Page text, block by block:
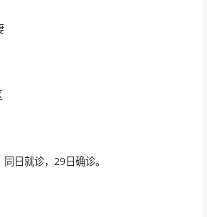
日就诊，29日确诊。